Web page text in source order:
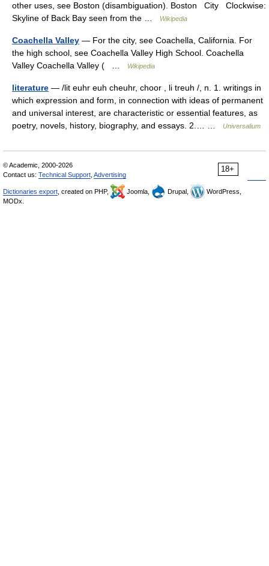
other uses, see Boston (disambiguation). Boston City Clockwise:
Skyline of Back Bay seen from the …
Wikipedia
Coachella Valley — For the city, see Coachella, California. For
the high school, see Coachella Valley High School. Coachella
Valley Coachella Valley ( …
Wikipedia
literature — /lit euhr euh cheuhr, choor , li treuh /, n. 1. writings in
which expression and form, in connection with ideas of permanent
and universal interest, are characteristic or essential features, as
poetry, novels, history, biography, and essays. 2.… …
Universalium
18+
© Academic, 2000-2026
Contact us: Technical Support Advertising
Dictionaries export , created on PHP, Joomla, Drupal,
WordPress,
MODx.